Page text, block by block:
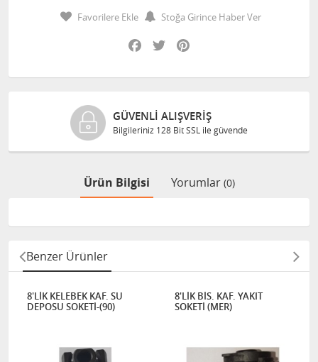
Favorilere Ekle
Stoğa Girince Haber Ver
Facebook
Twitter
GÜVENLI ALIŞVERIŞ
Bilgileriniz 128 Bit SSL ile güvende
Ürün Bilgisi Yorumlar (0)
Benzer Ürünler
8'LİK KELEBEK KAF. SU
DEPOSU SOKETİ-(90)
8'LİK BİS. KAF. YAKIT
SOKETİ (MER)